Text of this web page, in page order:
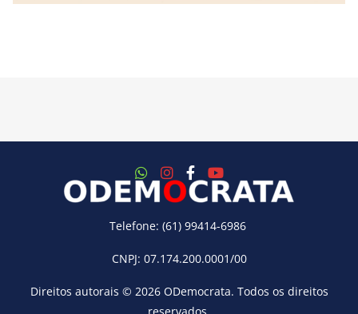
Telefone: (61) 99414-6986
CNPJ: 07.174.200.0001/00
Direitos autorais © 2026 ODemocrata. Todos os direitos